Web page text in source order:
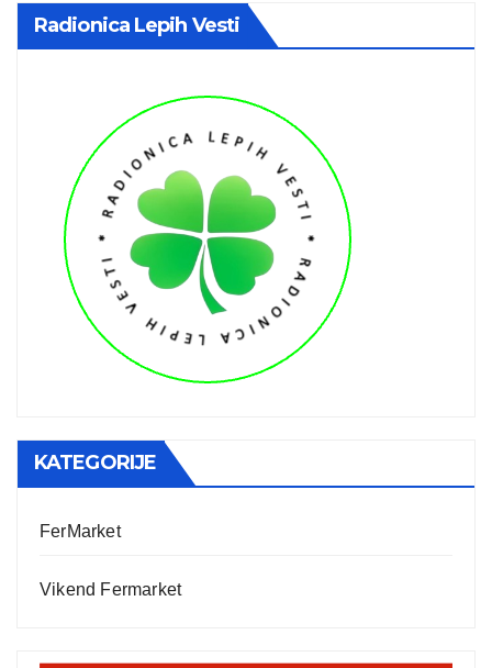
Radionica Lepih Vesti
KATEGORIJE
FerMarket
Vikend Fermarket